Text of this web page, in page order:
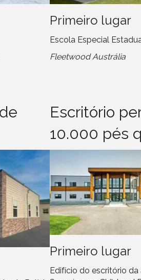
Primeiro lugar
Escola Especial
Fleetwood Austrália
Escritório
10.000 pés
Primeiro lugar
Edifício do escritório da